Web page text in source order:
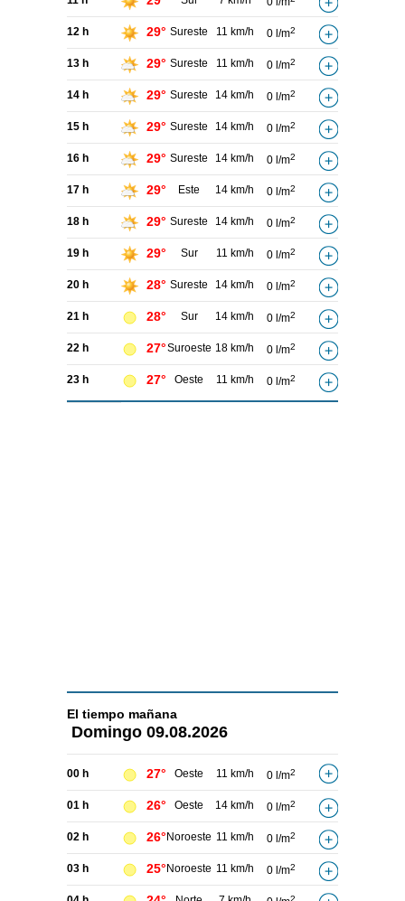
12 h 29° Sureste 11 km/h 0 l/m2
13 h 29° Sureste 11 km/h 0 l/m2
14 h 29° Sureste 14 km/h 0 l/m2
15 h 29° Sureste 14 km/h 0 l/m2
16 h 29° Sureste 14 km/h 0 l/m2
17 h 29° Este 14 km/h 0 l/m2
18 h 29° Sureste 14 km/h 0 l/m2
19 h 29° Sur 11 km/h 0 l/m2
20 h 28° Sureste 14 km/h 0 l/m2
21 h 28° Sur 14 km/h 0 l/m2
22 h 27°Suroeste 18 km/h 0 l/m2
23 h 27° Oeste 11 km/h 0 l/m2
El tiempo mañana
Domingo 09.08.2026
00 h 27° Oeste 11 km/h 0 l/m2
01 h 26° Oeste 14 km/h 0 l/m2
02 h 26° Noroeste 11 km/h 0 l/m2
03 h 25° Noroeste 11 km/h 0 l/m2